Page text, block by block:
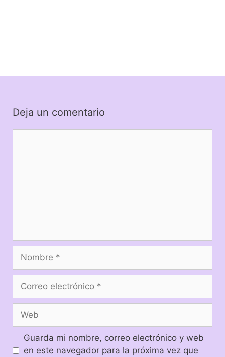
Deja un comentario
Guarda mi nombre, correo electrónico y web
en este navegador para la próxima vez que